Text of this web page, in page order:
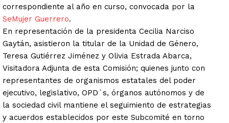
correspondiente al año en curso, convocada por la
SeMujer Guerrero.
En representación de la presidenta Cecilia Narciso
Gaytán, asistieron la titular de la Unidad de Género,
Teresa Gutiérrez Jiménez y Olivia Estrada Abarca,
Visitadora Adjunta de esta Comisión; quienes junto con
representantes de organismos estatales del poder
ejecutivo, legislativo, OPD´s, órganos autónomos y de
la sociedad civil mantiene el seguimiento de estrategias
y acuerdos establecidos por este Subcomité en torno